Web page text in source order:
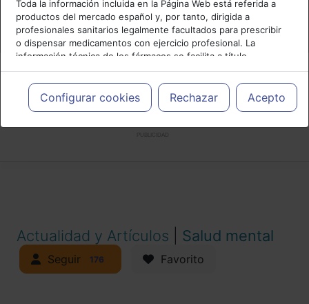
Cancelar
Toda la información incluida en la Página Web está referida a
productos del mercado español y, por tanto, dirigida a
profesionales sanitarios legalmente facultados para prescribir
o dispensar medicamentos con ejercicio profesional. La
información técnica de los fármacos se facilita a título
meramente informativo, siendo responsabilidad de los
profesionales facultados prescribir medicamentos y decidir, en
cada caso concreto, el tratamiento más adecuado a las
necesidades del paciente.
Configurar cookies Rechazar Acepto
Actualidad y Artículos Salud mental
Seguir 176 Favorito